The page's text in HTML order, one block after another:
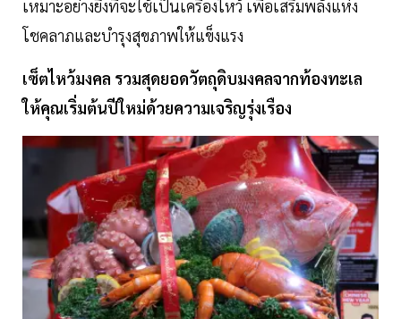
เหมาะอย่างยิ่งที่จะใช้เป็นเครื่องไหว้ เพื่อเสริมพลังแห่ง
โชคลาภและบำรุงสุขภาพให้แข็งแรง
เซ็ตไหว้มงคล รวมสุดยอดวัตถุดิบมงคลจากท้องทะเล
ให้คุณเริ่มต้นปีใหม่ด้วยความเจริญรุ่งเรือง